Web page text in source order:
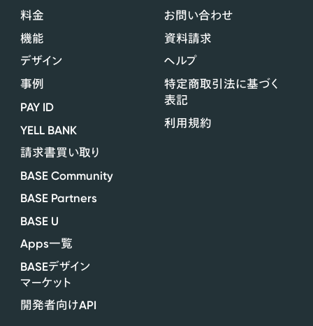
料金
機能
デザイン
事例
PAY ID
YELL BANK
請求書買い取り
BASE Community
BASE Partners
BASE U
Apps一覧
BASEデザイン
マーケット
開発者向けAPI
お問い合わせ
資料請求
ヘルプ
特定商取引法に基づく
表記
利用規約